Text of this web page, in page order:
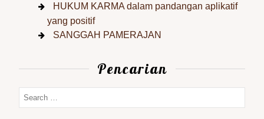
HUKUM KARMA dalam pandangan aplikatif
yang positif
SANGGAH PAMERAJAN
Pencarian